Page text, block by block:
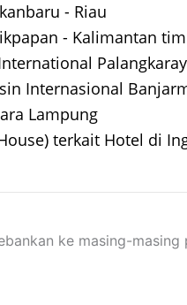
- Riau
- Kalimantan
Internasional
Lampung
terkait Hotel di
ke masing-masing